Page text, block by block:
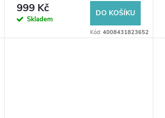
999 Kč
Skladem
DO KOŠÍKU
Kód: 4008431823652